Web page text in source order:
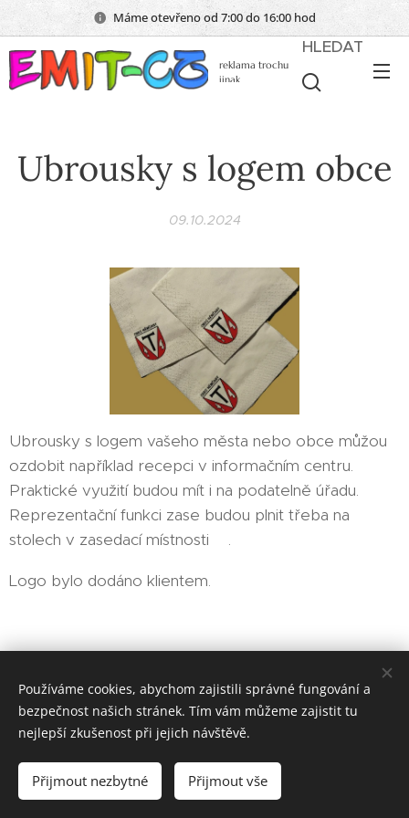
Máme otevřeno od 7:00 do 16:00 hod
reklama trochu
jinak
HLEDAT
Ubrousky s logem obce
09.10.2024
Ubrousky s logem vašeho města nebo obce můžou
ozdobit například recepci v informačním centru.
Praktické využití budou mít i na podatelně úřadu.
Reprezentační funkci zase budou plnit třeba na
stolech v zasedací místnosti🏨.
Logo bylo dodáno klientem.
EMIT-CZ sociální podnik, s. r. o.
Vytvořeno službouWebnode Cookies
Jazyky
Čeština
Magyar English
Používáme cookies, abychom zajistili správné fungování a
bezpečnost našich stránek. Tím vám můžeme zajistit tu
nejlepší zkušenost při jejich návštěvě.
Přijmout nezbytné Přijmout vše